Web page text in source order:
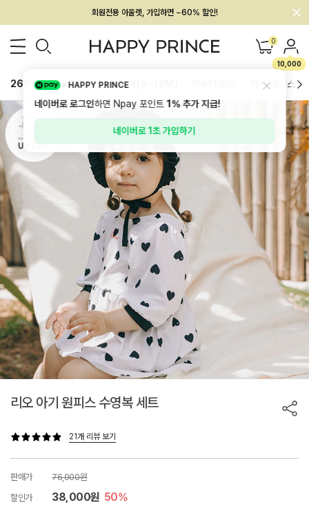
회원전용 아울렛, 가입하면 ~60% 할인!
멤버십 최대 28,000원 혜택 0
10,000
26SS 신상 BEST BABY[6~12M] 하의/레깅스
리오 아기 원피스 수영복 세트
21개 리뷰 보기
판매가
76,000원
할인가
38,000원 50%
HAPPY PRINCE
네이버로 로그인하면 Npay 포인트1%추가 지급!
네이버로 1초 가입하기